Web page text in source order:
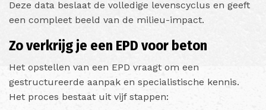
Deze data beslaat de volledige levenscyclus en geeft
een compleet beeld van de milieu-impact.
Zo verkrijg je een EPD voor beton
Het opstellen van een EPD vraagt om een
gestructureerde aanpak en specialistische kennis.
Het proces bestaat uit vijf stappen: